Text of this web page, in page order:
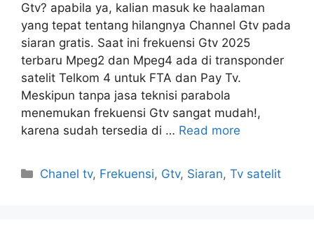
Gtv? apabila ya, kalian masuk ke haalaman
yang tepat tentang hilangnya Channel Gtv pada
siaran gratis. Saat ini frekuensi Gtv 2025
terbaru Mpeg2 dan Mpeg4 ada di transponder
satelit Telkom 4 untuk FTA dan Pay Tv.
Meskipun tanpa jasa teknisi parabola
menemukan frekuensi Gtv sangat mudah!,
karena sudah tersedia di … Read more
Categories
Chanel tv, Frekuensi, Gtv, Siaran,Tv satelit